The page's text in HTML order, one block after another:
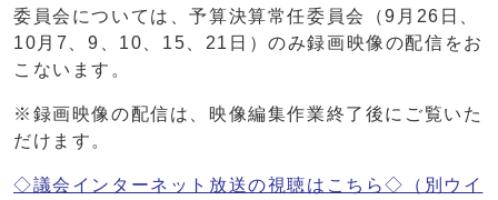
委員会については、予算決算常任委員会（9月26日、
10月7、9、10、15、21日）のみ録画映像の配信をお
こないます。
※録画映像の配信は、映像編集作業終了後にご覧いた
だけます。
◇議会インターネット放送の視聴はこちら◇
（別ウイ